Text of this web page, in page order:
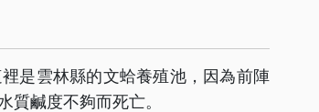
是雲林縣的文蛤養殖池，因為前陣
質鹹度不夠而死亡。